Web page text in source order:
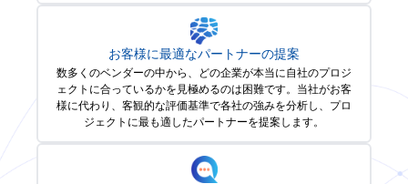
お客様に最適なパートナーの提案
数多くのベンダーの中から、どの企業が本当に自社のプロジ
ェクトに合っているかを見極めるのは困難です。当社がお客
様に代わり、客観的な評価基準で各社の強みを分析し、プロ
ジェクトに最も適したパートナーを提案します。